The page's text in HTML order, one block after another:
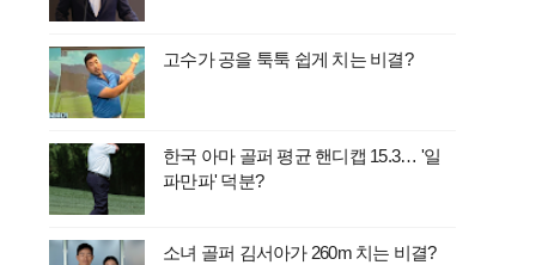
고수가 공을 툭툭 쉽게 치는 비결?
한국 아마 골퍼 평균 핸디캡 15.3… '일
파만파' 덕분?
소녀 골퍼 김서아가 260m 치는 비결?